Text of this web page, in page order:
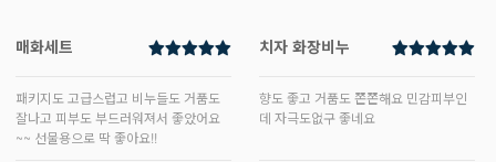
가치 있는 소비를 넘어서서
마음에 쏙 드네요!
매화세트
패키지도 고급스럽고 비누들도 거품도
잘나고 피부도 부드러워져서 좋았어요
~~ 선물용으로 딱 좋아요!!
치자 화장비누
향도 좋고 거품도 쫀쫀해요 민감피부인
데 자극도없구 좋네요